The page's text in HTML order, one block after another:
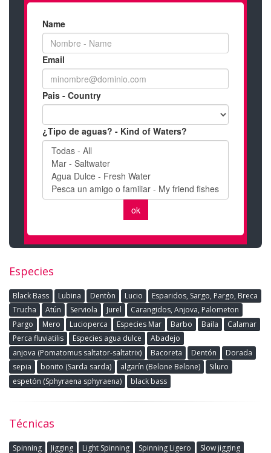
Especies
Black Bass Lubina Dentòn Lucio
Esparidos, Sargo, Pargo, Breca
Trucha
Atún Serviola Jurel
Carangidos, Anjova, Palometon
Pargo
Mero Lucioperca Especies Mar Barbo Baila
Calamar
Perca fluviatilis
Especies agua dulce
Abadejo
anjova (Pomatomus saltator-saltatrix)
Bacoreta Dentón
Dorada
sepia
bonito (Sarda sarda) algarín (Belone Belone)
Siluro
espetón (Sphyraena sphyraena)
black bass
Técnicas
Spinning Jigging Light Spinning Spinning Ligero Slow jigging